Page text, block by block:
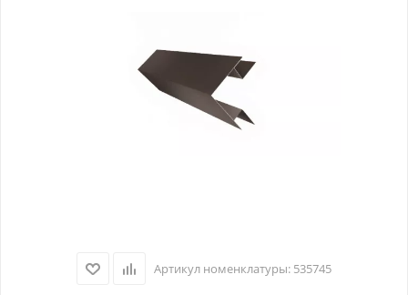
Артикул номенклатуры: 535745